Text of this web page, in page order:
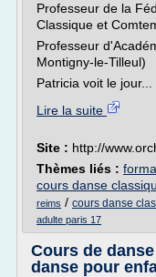
Professeur de la
Classique et
Professeur
Montigny-le-Tilleul)
Patricia voit le jour...
Lire la suite
Site : http://
Thèmes liés :
cours danse
reims / cours danse
adulte paris 17
Cours de
danse pour